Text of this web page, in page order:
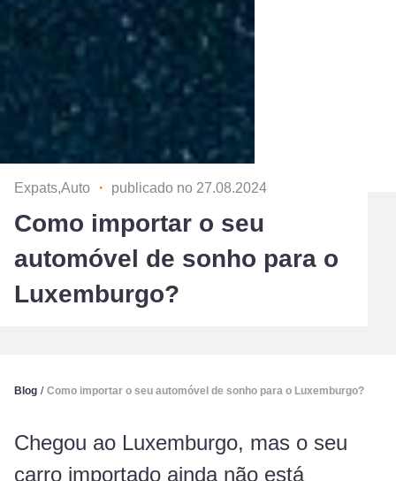
Expats,Auto ・ publicado no 27.08.2024
Como importar o seu
automóvel de sonho para o
Luxemburgo?
Blog / Como importar o seu automóvel de sonho para o Luxemburgo?
Chegou ao Luxemburgo, mas o seu
carro importado ainda não está